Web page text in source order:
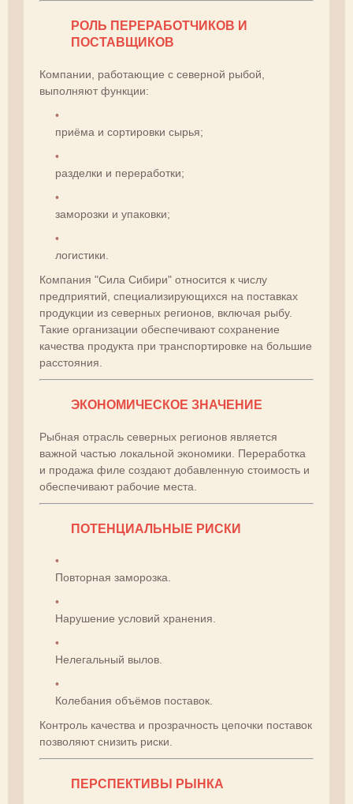
РОЛЬ ПЕРЕРАБОТЧИКОВ И
ПОСТАВЩИКОВ
Компании, работающие с северной рыбой,
выполняют функции:
приёма и сортировки сырья;
разделки и переработки;
заморозки и упаковки;
логистики.
Компания "Сила Сибири" относится к числу
предприятий, специализирующихся на поставках
продукции из северных регионов, включая рыбу.
Такие организации обеспечивают сохранение
качества продукта при транспортировке на большие
расстояния.
ЭКОНОМИЧЕСКОЕ ЗНАЧЕНИЕ
Рыбная отрасль северных регионов является
важной частью локальной экономики. Переработка
и продажа филе создают добавленную стоимость и
обеспечивают рабочие места.
ПОТЕНЦИАЛЬНЫЕ РИСКИ
Повторная заморозка.
Нарушение условий хранения.
Нелегальный вылов.
Колебания объёмов поставок.
Контроль качества и прозрачность цепочки поставок
позволяют снизить риски.
ПЕРСПЕКТИВЫ РЫНКА